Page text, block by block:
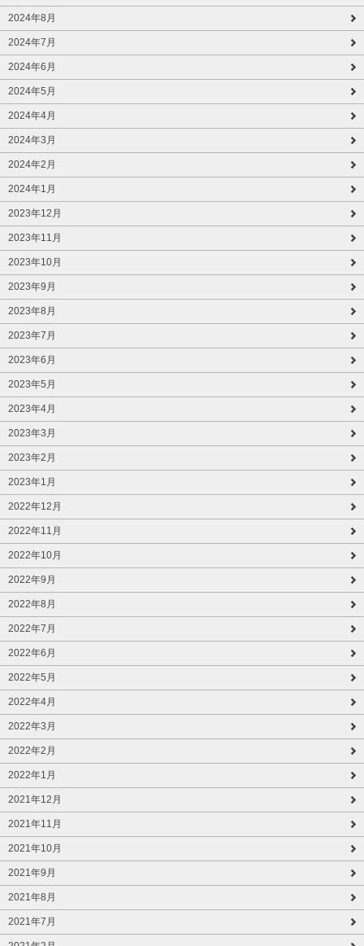
2024年8月
2024年7月
2024年6月
2024年5月
2024年4月
2024年3月
2024年2月
2024年1月
2023年12月
2023年11月
2023年10月
2023年9月
2023年8月
2023年7月
2023年6月
2023年5月
2023年4月
2023年3月
2023年2月
2023年1月
2022年12月
2022年11月
2022年10月
2022年9月
2022年8月
2022年7月
2022年6月
2022年5月
2022年4月
2022年3月
2022年2月
2022年1月
2021年12月
2021年11月
2021年10月
2021年9月
2021年8月
2021年7月